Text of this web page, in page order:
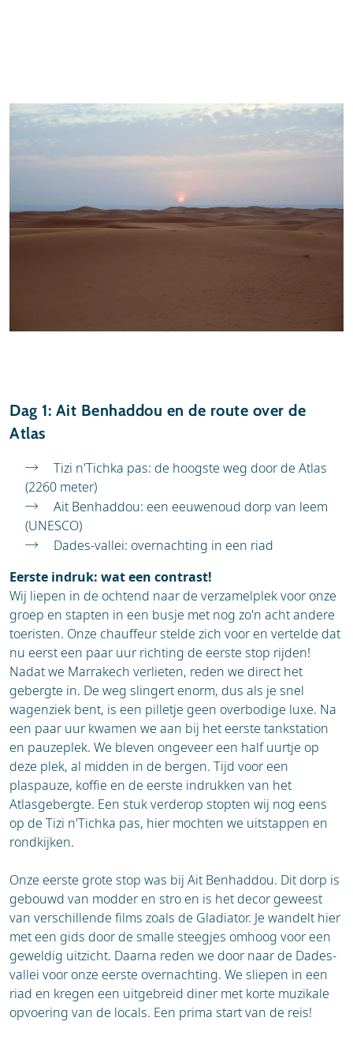
Dag 1: Ait Benhaddou en de route over de
Atlas
Tizi n'Tichka pas: de hoogste weg door de Atlas
(2260 meter)
Ait Benhaddou: een eeuwenoud dorp van leem
(UNESCO)
Dades-vallei: overnachting in een riad
Eerste indruk: wat een contrast!
Wij liepen in de ochtend naar de verzamelplek voor onze
groep en stapten in een busje met nog zo'n acht andere
toeristen. Onze chauffeur stelde zich voor en vertelde dat
nu eerst een paar uur richting de eerste stop rijden!
Nadat we Marrakech verlieten, reden we direct het
gebergte in. De weg slingert enorm, dus als je snel
wagenziek bent, is een pilletje geen overbodige luxe. Na
een paar uur kwamen we aan bij het eerste tankstation
en pauzeplek. We bleven ongeveer een half uurtje op
deze plek, al midden in de bergen. Tijd voor een
plaspauze, koffie en de eerste indrukken van het
Atlasgebergte. Een stuk verderop stopten wij nog eens
op de Tizi n'Tichka pas, hier mochten we uitstappen en
rondkijken.
Onze eerste grote stop was bij Ait Benhaddou. Dit dorp is
gebouwd van modder en stro en is het decor geweest
van verschillende films zoals de Gladiator. Je wandelt hier
met een gids door de smalle steegjes omhoog voor een
geweldig uitzicht. Daarna reden we door naar de Dades-
vallei voor onze eerste overnachting. We sliepen in een
riad en kregen een uitgebreid diner met korte muzikale
opvoering van de locals. Een prima start van de reis!